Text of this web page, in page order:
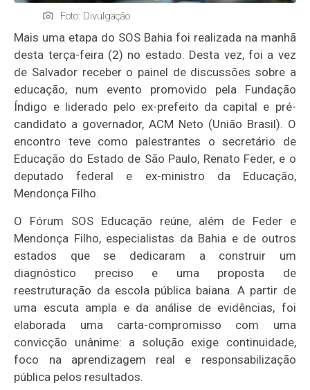
Foto: Divulgação
Mais uma etapa do SOS Bahia foi realizada na manhã
desta terça-feira (2) no estado. Desta vez, foi a vez
de Salvador receber o painel de discussões sobre a
educação, num evento promovido pela Fundação
Índigo e liderado pelo ex-prefeito da capital e pré-
candidato a governador, ACM Neto (União Brasil). O
encontro teve como palestrantes o secretário de
Educação do Estado de São Paulo, Renato Feder, e o
deputado federal e ex-ministro da Educação,
Mendonça Filho.
O Fórum SOS Educação reúne, além de Feder e
Mendonça Filho, especialistas da Bahia e de outros
estados que se dedicaram a construir um
diagnóstico preciso e uma proposta de
reestruturação da escola pública baiana. A partir de
uma escuta ampla e da análise de evidências, foi
elaborada uma carta-compromisso com uma
convicção unânime: a solução exige continuidade,
foco na aprendizagem real e responsabilização
pública pelos resultados.